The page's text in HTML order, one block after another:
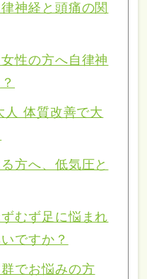
神経と頭痛の関
性の方へ自律神
人 体質改善で大
方へ、低気圧と
むず足に悩まれ
ですか？
でお悩みの方